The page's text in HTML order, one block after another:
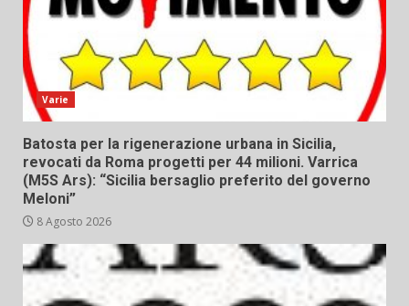
Varie
Batosta per la rigenerazione urbana in Sicilia,
revocati da Roma progetti per 44 milioni. Varrica
(M5S Ars): “Sicilia bersaglio preferito del governo
Meloni”
8 Agosto 2026